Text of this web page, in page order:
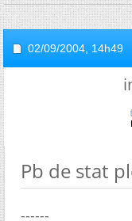
02/09/2004, 14h49
Pb de stat
------